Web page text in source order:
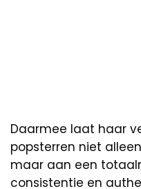
Daarmee laat haar
popsterren niet
maar aan een
consistentie en